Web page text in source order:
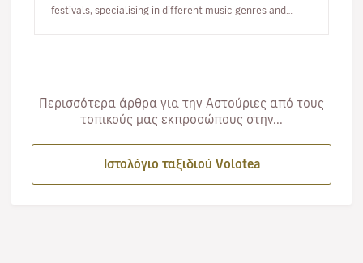
festivals, specialising in different music genres and
Περισσότερα άρθρα για την Αστούριες από τους
τοπικούς μας εκπροσώπους στην...
Ιστολόγιο ταξιδιού Volotea